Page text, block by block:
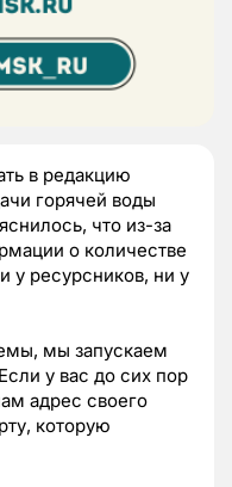
в редакцию
горячей воды
что из-за
о количестве
у ресурсников, ни у
мы запускаем
у вас до сих пор
адрес своего
которую